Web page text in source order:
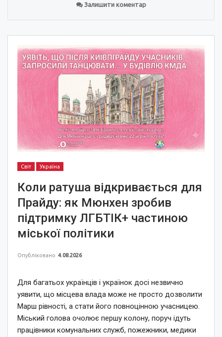
Залишити коментар
Світ Україна
Коли ратуша відкривається для
Прайду: як Мюнхен зробив
підтримку ЛГБТІК+ частиною
міської політики
Опубліковано 4.08.2026
Для багатьох українців і українок досі незвично
уявити, що місцева влада може не просто дозволити
Марш рівності, а стати його повноцінною учасницею.
Міський голова очолює першу колону, поруч ідуть
працівники комунальних служб, пожежники, медики